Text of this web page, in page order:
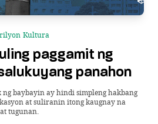
Kultura
paggamit ng
panahon
ng baybayin ay hindi simpleng hakbang
at suliranin itong kaugnay na
tugunan.